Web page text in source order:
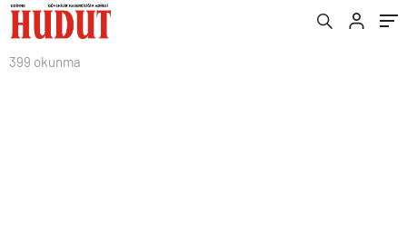
399 okunma